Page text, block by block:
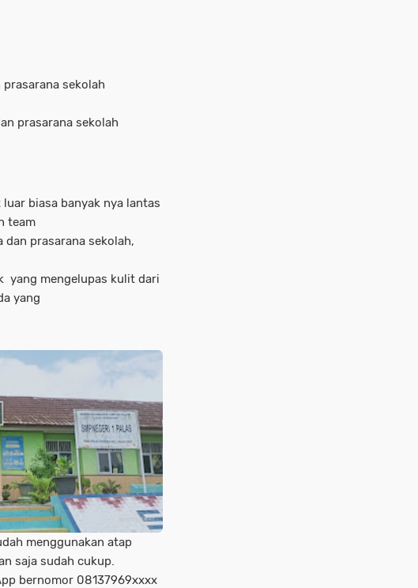
sekolah
prasarana sekolah
biasa banyak nya lantas
team
dan prasarana sekolah,
yang mengelupas kulit dari
yang
menggunakan atap
saja sudah cukup.
bernomor 08137969xxxx